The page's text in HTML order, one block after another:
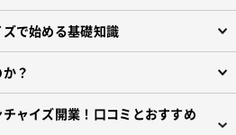
で始める基礎知識
？
ャイズ開業！口コミとおすすめ